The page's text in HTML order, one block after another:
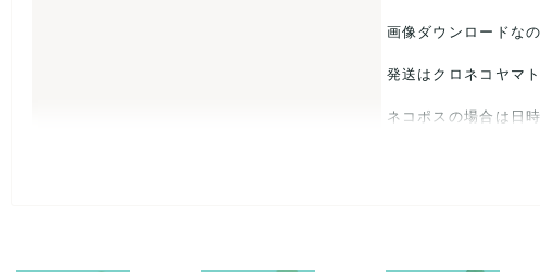
画像ダウンロードな
発送はクロネコヤマ
ネコポスの場合は日
USED品に関しまし
また商品には細心の